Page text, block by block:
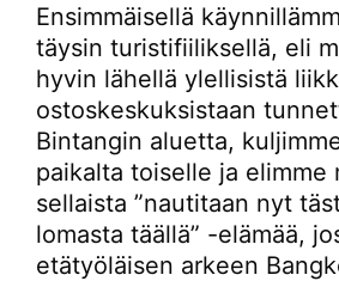
Ensimmäisellä
täysin turistifiiliksellä, eli
hyvin lähellä ylellisistä
ostoskeskuksistaan
Bintangin aluetta,
paikalta toiselle ja elimme
sellaista ”nautitaan nyt
lomasta täällä” -elämää,
etätyöläisen arkeen